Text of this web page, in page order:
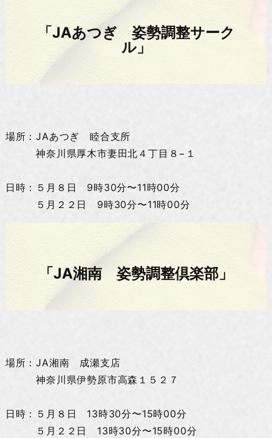
「JAあつぎ 姿勢調整サーク
ル」
場所：JAあつぎ 睦合支所
神奈川県厚木市妻田北４丁目８−１
日時：５月８日 9時30分〜11時00分
５月２２日 9時30分〜11時00分
「JA湘南 姿勢調整倶楽部」
場所：JA湘南 成瀬支店
神奈川県伊勢原市高森１５２７
日時：５月８日 13時30分〜15時00分
５月２２日 13時30分〜15時00分